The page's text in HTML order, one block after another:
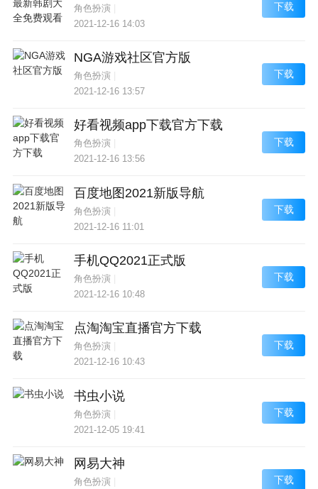
角色扮演|
2021-12-16 14:03
下载
NGA游戏社区官方版
角色扮演|
2021-12-16 13:57
下载
好看视频app下载官方下载
角色扮演|
2021-12-16 13:56
下载
百度地图2021新版导航
角色扮演|
2021-12-16 11:01
下载
手机QQ2021正式版
角色扮演|
2021-12-16 10:48
下载
点淘淘宝直播官方下载
角色扮演|
2021-12-16 10:43
下载
书虫小说
角色扮演|
2021-12-05 19:41
下载
网易大神
角色扮演|
下载